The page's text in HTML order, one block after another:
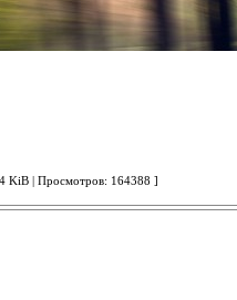
KiB | Просмотров: 164388 ]